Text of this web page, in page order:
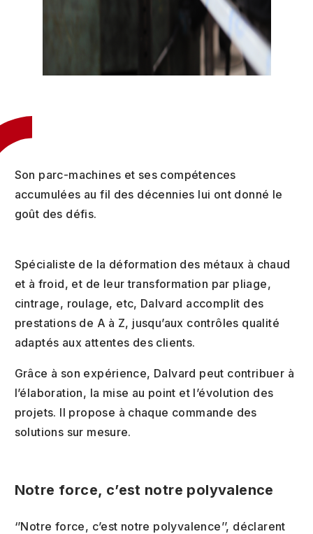
Son parc-machines et ses compétences
accumulées au fil des décennies lui ont donné le
goût des défis.
Spécialiste de la déformation des métaux à chaud
et à froid, et de leur transformation par pliage,
cintrage, roulage, etc, Dalvard accomplit des
prestations de A à Z, jusqu’aux contrôles qualité
adaptés aux attentes des clients.
Grâce à son expérience, Dalvard peut contribuer à
l’élaboration, la mise au point et l’évolution des
projets. Il propose à chaque commande des
solutions sur mesure.
Notre force, c’est notre polyvalence
‘’Notre force, c’est notre polyvalence’’, déclarent